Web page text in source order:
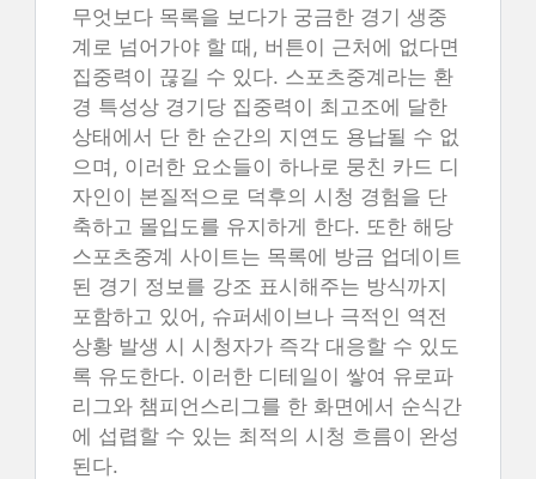
무엇보다 목록을 보다가 궁금한 경기 생중
계로 넘어가야 할 때, 버튼이 근처에 없다면
집중력이 끊길 수 있다. 스포츠중계라는 환
경 특성상 경기당 집중력이 최고조에 달한
상태에서 단 한 순간의 지연도 용납될 수 없
으며, 이러한 요소들이 하나로 뭉친 카드 디
자인이 본질적으로 덕후의 시청 경험을 단
축하고 몰입도를 유지하게 한다. 또한 해당
스포츠중계 사이트는 목록에 방금 업데이트
된 경기 정보를 강조 표시해주는 방식까지
포함하고 있어, 슈퍼세이브나 극적인 역전
상황 발생 시 시청자가 즉각 대응할 수 있도
록 유도한다. 이러한 디테일이 쌓여 유로파
리그와 챔피언스리그를 한 화면에서 순식간
에 섭렵할 수 있는 최적의 시청 흐름이 완성
된다.